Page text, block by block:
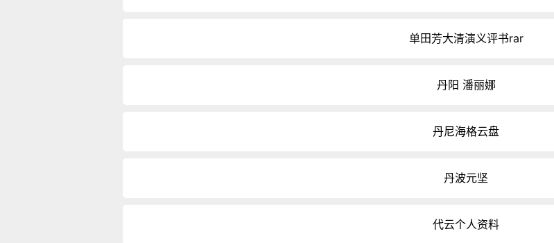
单田芳大清演义评书rar
丹阳 潘丽娜
丹尼海格云盘
丹波元坚
代云个人资料